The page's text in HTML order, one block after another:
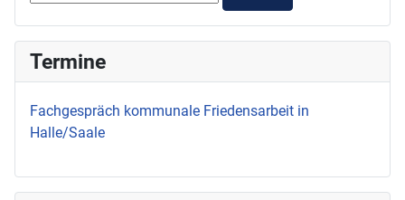
Termine
Fachgespräch kommunale Friedensarbeit in
Halle/Saale